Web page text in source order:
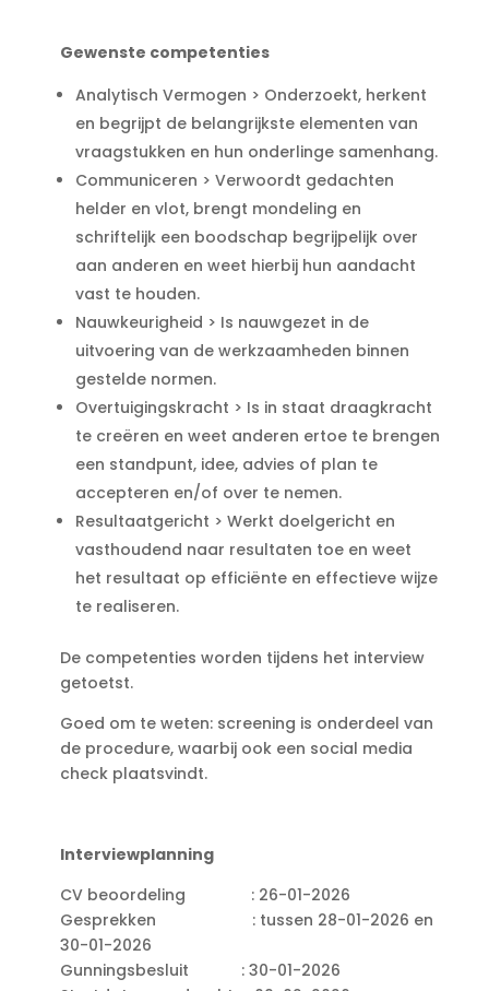
Gewenste competenties
Analytisch Vermogen > Onderzoekt, herkent
en begrijpt de belangrijkste elementen van
vraagstukken en hun onderlinge samenhang.
Communiceren > Verwoordt gedachten
helder en vlot, brengt mondeling en
schriftelijk een boodschap begrijpelijk over
aan anderen en weet hierbij hun aandacht
vast te houden.
Nauwkeurigheid > Is nauwgezet in de
uitvoering van de werkzaamheden binnen
gestelde normen.
Overtuigingskracht > Is in staat draagkracht
te creëren en weet anderen ertoe te brengen
een standpunt, idee, advies of plan te
accepteren en/of over te nemen.
Resultaatgericht > Werkt doelgericht en
vasthoudend naar resultaten toe en weet
het resultaat op efficiënte en effectieve wijze
te realiseren.
De competenties worden tijdens het interview
getoetst.
Goed om te weten: screening is onderdeel van
de procedure, waarbij ook een social media
check plaatsvindt.
Interviewplanning
CV beoordeling : 26-01-2026
Gesprekken : tussen 28-01-2026 en
30-01-2026
Gunningsbesluit : 30-01-2026